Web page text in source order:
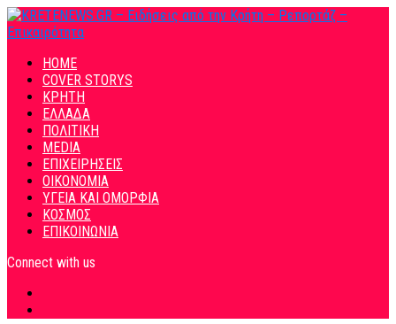
HOME
COVER STORYS
ΚΡΗΤΗ
ΕΛΛΑΔΑ
ΠΟΛΙΤΙΚΗ
MEDIA
ΕΠΙΧΕΙΡΗΣΕΙΣ
ΟΙΚΟΝΟΜΙΑ
ΥΓΕΙΑ ΚΑΙ ΟΜΟΡΦΙΑ
ΚΟΣΜΟΣ
ΕΠΙΚΟΙΝΩΝΙΑ
Connect with us